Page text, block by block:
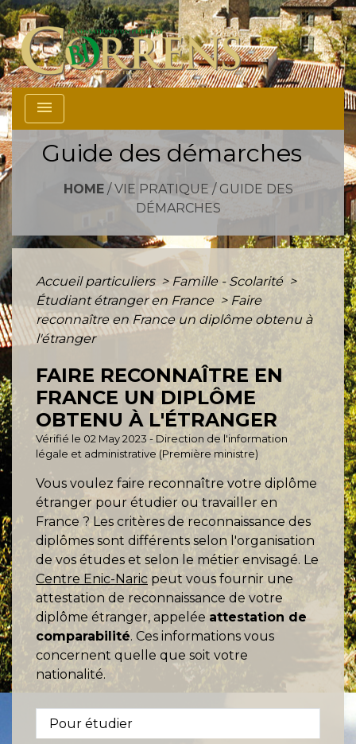
menu
Guide des démarches
HOME/ VIE PRATIQUE / GUIDE DES
DÉMARCHES
Accueil particuliers > Famille - Scolarité >
Étudiant étranger en France > Faire
reconnaître en France un diplôme obtenu à
l'étranger
FAIRE RECONNAÎTRE EN
FRANCE UN DIPLÔME
OBTENU À L'ÉTRANGER
Vérifié le 02 May 2023 - Direction de l'information
légale et administrative (Première ministre)
Vous voulez faire reconnaître votre diplôme
étranger pour étudier ou travailler en
France ? Les critères de reconnaissance des
diplômes sont différents selon l'organisation
de vos études et selon le métier envisagé. Le
Centre Enic-Naric peut vous fournir une
attestation de reconnaissance de votre
diplôme étranger, appelée attestation de
comparabilité. Ces informations vous
concernent quelle que soit votre
nationalité.
Pour étudier